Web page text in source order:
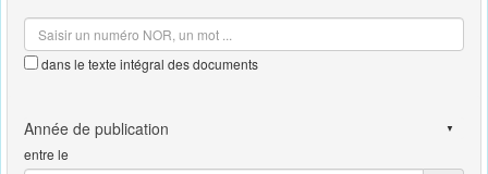
dans le texte intégral des documents
entre le